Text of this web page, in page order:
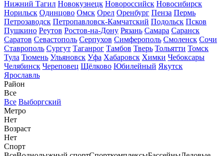
Нижний Тагил Новокузнецк Новороссийск Новосибирск
Норильск Одинцово Омск Орел Оренбург Пенза Пермь
Петрозаводск Петропавловск-Камчатский Подольск Псков
Пушкино Реутов Ростов-на-Дону Рязань Самара Саранск
Саратов Севастополь Серпухов Симферополь Смоленск Сочи
Ставрополь Сургут Таганрог Тамбов Тверь Тольятти Томск
Тула Тюмень Ульяновск Уфа Хабаровск Химки Чебоксары
Челябинск Череповец Щёлково Юбилейный Якутск
Ярославль
Район
Все
Все Выборгский
Метро
Нет
Возраст
Нет
Спорт